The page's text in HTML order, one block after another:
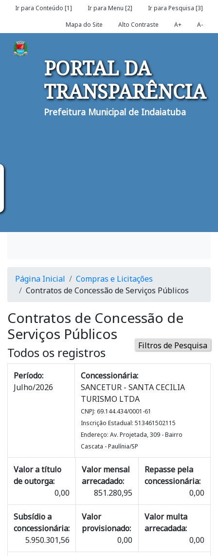
Ir para Conteúdo [1] Ir para Menu [2]
Ir para Pesquisa [3]
Mapa do Site
Alto Contraste A+ A-
PORTAL DA
TRANSPARÊNCIA
Prefeitura Municipal de Indaiatuba
Página Inicial
Compras e Licitações
Contratos de Concessão de Serviços Públicos
Contratos de Concessão de
Serviços Públicos
Todos os registros Filtros de Pesquisa
Período:
Julho/2026
Concessionária:
SANCETUR - SANTA CECILIA
TURISMO LTDA
CNPJ: 69.144.434/0001-61
Inscrição Estadual: 513461502115
Endereço: Av. Projetada, 309 - Bairro
Cascata - Paulínia/SP
Valor a título
de outorga:
0,00
Valor mensal
arrecadado:
851.280,95
Repasse pela
concessionária:
0,00
Subsídio a
concessionária:
5.950.301,56
Valor
provisionado:
0,00
Valor multa
arrecadada:
0,00